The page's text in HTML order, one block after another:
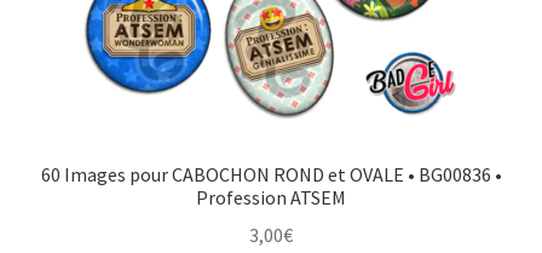
60 Images pour CABOCHON ROND et OVALE • BG00836 •
Profession ATSEM
3,00€